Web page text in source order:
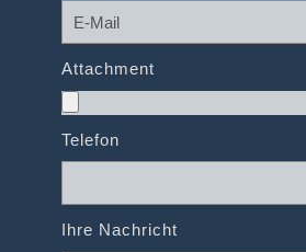
Attachment
Telefon
Ihre Nachricht